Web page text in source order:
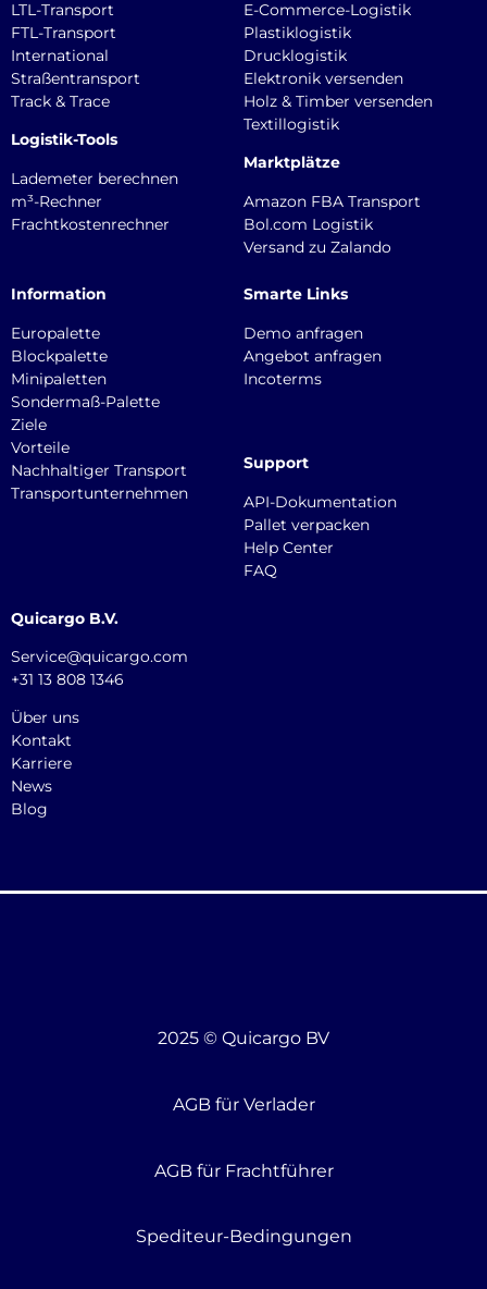
LTL-Transport
FTL-Transport
International
Straßentransport
Track & Trace
Logistik-Tools
Lademeter berechnen
m³-Rechner
Frachtkostenrechner
E-Commerce-Logistik
Plastiklogistik
Drucklogistik
Elektronik versenden
Holz & Timber versenden
Textillogistik
Marktplätze
Amazon FBA Transport
Bol.com Logistik
Versand zu Zalando
Information
Europalette
Blockpalette
Minipaletten
Sondermaß-Palette
Ziele
Vorteile
Nachhaltiger Transport
Transportunternehmen
Smarte Links
Demo anfragen
Angebot anfragen
Incoterms
Support
API-Dokumentation
Pallet verpacken
Help Center
FAQ
Quicargo B.V.
Service@quicargo.com
+31 13 808 1346
Über uns
Kontakt
Karriere
News
Blog
2025 © Quicargo BV
AGB für Verlader
AGB für Frachtführer
Spediteur-Bedingungen